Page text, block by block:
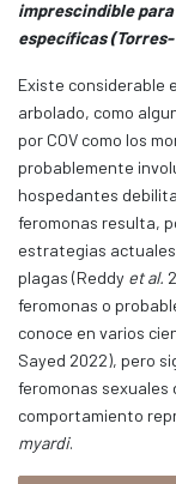
imprescindible
específicas
Existe considerable
arbolado, como
por COV como los
probablemente
hospedantes
feromonas resulta,
estrategias
plagas (Reddy et al.
feromonas o
conoce en varios
Sayed 2022), pero
feromonas sexuales
comportamiento
myardi.